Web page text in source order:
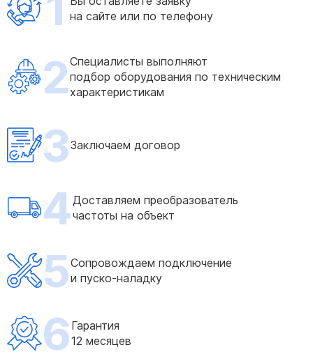
на сайте или по телефону
2Специалисты выполняют
подбор оборудования по техническим
характеристикам
3Заключаем договор
4Доставляем преобразователь
частоты на объект
5Сопровождаем подключение
и пуско-наладку
6 Гарантия
12 месяцев